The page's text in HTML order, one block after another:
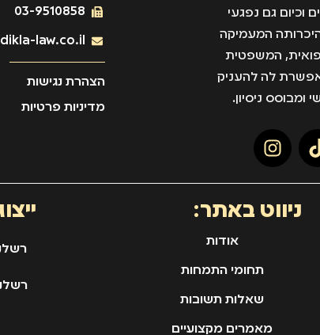
וכיום גם נפגעי
המעמיקה
המשפטית
לה להעניק
ומבוסס ניסיון.
03-9510858
law.co.il
הצהרת נגישות
מדיניות פרטיות
ניווט באתר:
אודות
תחומי התמחות
שאלות תשובות
מאמרים מקצועיים